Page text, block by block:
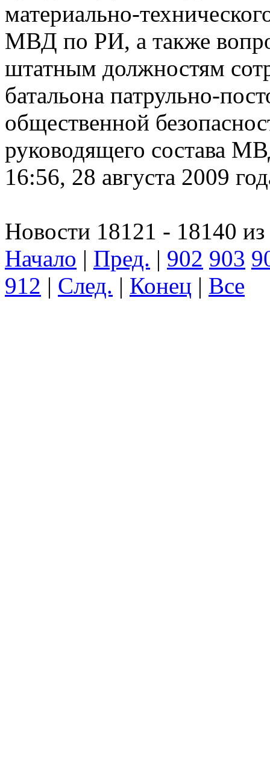
материально-
МВД по РИ, а также
штатным должностям
батальона патрульно-
общественной
руководящего состава
16:56, 28 августа 2009
Новости 18121 - 18140
Начало | Пред. | 902 903
912 | След. | Конец | Все